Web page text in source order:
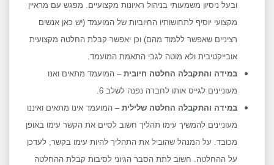
ובעל ניסיון משמעותי בניהול ראיונות מקצועיים. מפגש עם מראיין
מקצועי יוסיף לתחושותיו החיוביות של המועמד (יש כאן אנשים
רציניים שאפשר ללמוד מהם) וכן יאפשר קבלת החלטה מקצועית
אובייקטיבית ולא מוטה לגבי התאמת המועמד.
במידה והתקבלה החלטה חיובית– המועמד מתאים ואנו
מעוניינים לגייס אותו לחברה נפנה לשלב 6.
במידה והתקבלה החלטה שלילית– המועמד אינו מתאים ואיננו
מעוניינים להמשיך עימו תהליך חשוב לסיים את הקשר עימו באופן
מכובד. על המנהל שהוביל את התהליך להיות עימו בקשר, לעדכן
על ההחלטה. חשוב לתת הסבר הגיוני לסיבות קבלת ההחלטה